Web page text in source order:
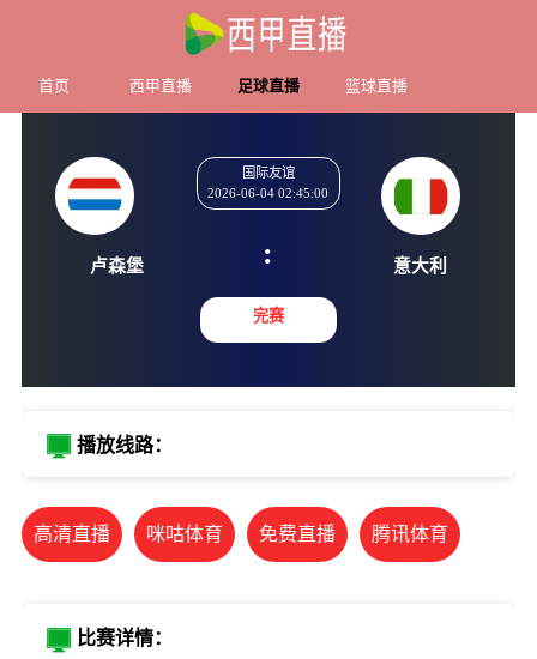
首页 西甲直播 足球直播 篮球直播
国际友谊
2026-06-04 02:45:00
:
完赛
播放线路：
高清直播 咪咕体育 免费直播 腾讯体育
比赛详情：